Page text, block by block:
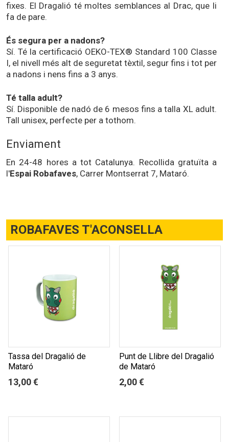
fixes. El Dragalió té moltes semblances al Drac, que li
fa de pare.
És segura per a nadons?
Sí. Té la certificació OEKO-TEX® Standard 100 Classe
I, el nivell més alt de seguretat tèxtil, segur fins i tot per
a nadons i nens fins a 3 anys.
Té talla adult?
Sí. Disponible de nadó de 6 mesos fins a talla XL adult.
Tall unisex, perfecte per a tothom.
Enviament
En 24-48 hores a tot Catalunya. Recollida gratuïta a
l'Espai Robafaves, Carrer Montserrat 7, Mataró.
ROBAFAVES T'ACONSELLA
Tassa del Dragalió de
Mataró
13,00 €
Punt de Llibre del Dragalió
de Mataró
2,00 €